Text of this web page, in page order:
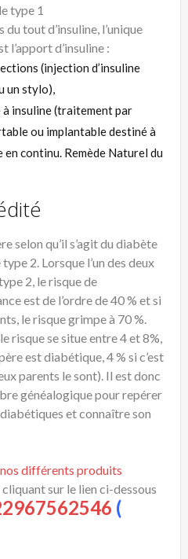
type 1
tout d’insuline, l’unique
d’insuline :
(injection d’insuline
un stylo),
à insuline (traitement par
ou implantable destiné à
en continu. Remède Naturel du
selon qu’il s’agit du diabète
2. Lorsque l’un des deux
2, le risque de
est de l’ordre de 40 % et si
le risque grimpe à 70 %.
risque se situe entre 4 et 8%,
est diabétique, 4 % si c’est
parents le sont). Il est donc
généalogique pour repérer
et connaître son
différents produits
sur le lien ci-dessous
(